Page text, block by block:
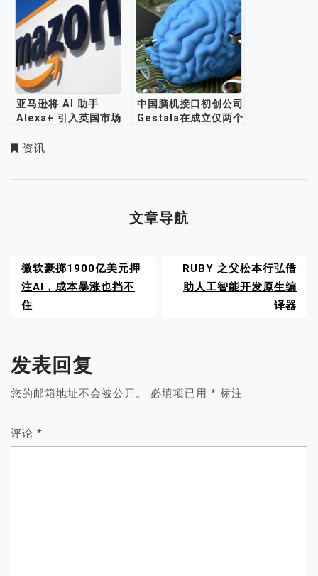
亚马逊将 AI 助手
Alexa+ 引入英国市场
中国脑机接口初创公司
Gestala在成立仅两个
资讯
文章导航
微软豪掷1900亿美元押
注AI，成本暴涨也挡不
住
RUBY 之父松本行弘借
助人工智能开发原生编
译器
发表回复
您的邮箱地址不会被公开。 必填项已用 * 标注
评论 *